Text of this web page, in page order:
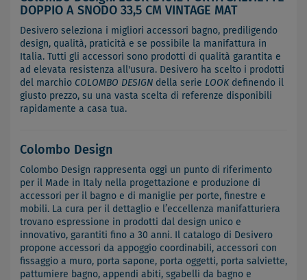
DOPPIO A SNODO 33,5 CM VINTAGE MAT
Desivero seleziona i migliori accessori bagno, prediligendo
design, qualità, praticità e se possibile la manifattura in
Italia. Tutti gli accessori sono prodotti di qualità garantita e
ad elevata resistenza all'usura. Desivero ha scelto i prodotti
del marchio COLOMBO DESIGN della serie LOOKdefinendo il
giusto prezzo, su una vasta scelta di referenze disponibili
rapidamente a casa tua.
Colombo Design
Colombo Design rappresenta oggi un punto di riferimento
per il Made in Italy nella progettazione e produzione di
accessori per il bagno e di maniglie per porte, finestre e
mobili. La cura per il dettaglio e l’eccellenza manifatturiera
trovano espressione in prodotti dal design unico e
innovativo, garantiti fino a 30 anni. Il catalogo di Desivero
propone accessori da appoggio coordinabili, accessori con
fissaggio a muro, porta sapone, porta oggetti, porta salviette,
pattumiere bagno, appendi abiti, sgabelli da bagno e